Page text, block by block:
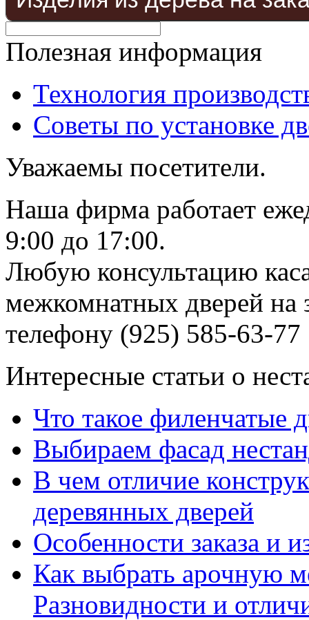
Полезная информация
Технология
Советы по установке
Уважаемы посетители.
Наша фирма работает
9:00 до 17:00.
Любую консультацию
межкомнатных дверей на
телефону (925) 585-63-77
Интересные статьи о
Что такое филенчатые
Выбираем фасад
В чем отличие
деревянных дверей
Особенности заказа и
Как выбрать арочную
Разновидности и